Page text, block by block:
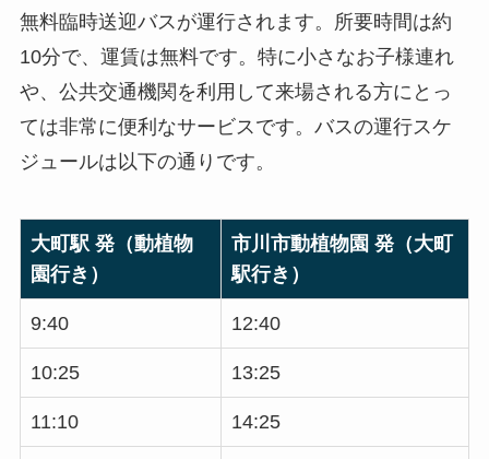
無料臨時送迎バスが運行されます。所要時間は約
10分で、運賃は無料です。特に小さなお子様連れ
や、公共交通機関を利用して来場される方にとっ
ては非常に便利なサービスです。バスの運行スケ
ジュールは以下の通りです。
大町駅 発（動植物
園行き）
市川市動植物園 発（大町
駅行き）
9:40 12:40
10:25 13:25
11:10 14:25